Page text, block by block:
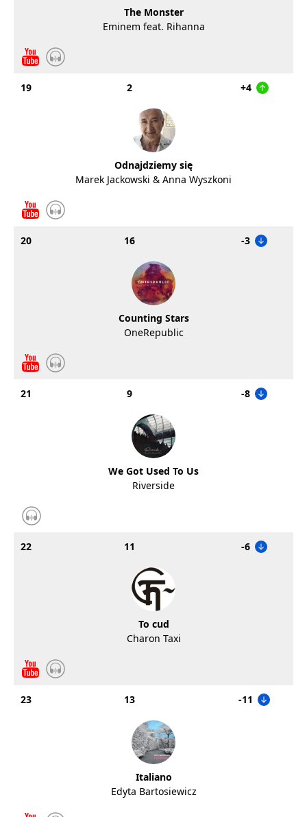
The Monster
Eminem feat. Rihanna
19 2 +4
Odnajdziemy się
Marek Jackowski & Anna Wyszkoni
20 16 -3
Counting Stars
OneRepublic
21 9 -8
We Got Used To Us
Riverside
22 11 -6
To cud
Charon Taxi
23 13 -11
Italiano
Edyta Bartosiewicz